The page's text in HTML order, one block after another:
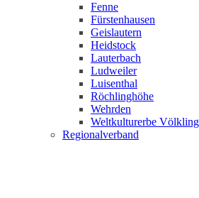
Fenne
Fürstenhausen
Geislautern
Heidstock
Lauterbach
Ludweiler
Luisenthal
Röchlinghöhe
Wehrden
Weltkulturerbe
Regionalverband